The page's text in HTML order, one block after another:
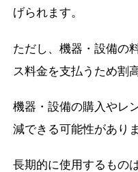
げられます。
ただし、機器・設備の
ス料金を支払うため割
機器・設備の購入やレ
減できる可能性がありま
長期的に使用するもの